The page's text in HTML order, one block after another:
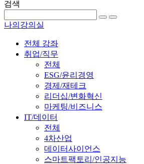
검색
나의강의실
전체 강좌
취업/직무
전체
ESG/윤리경영
경제/재테크
리더십/변화혁신
마케팅/비즈니스
IT/데이터
전체
4차산업
데이터사이언스
스마트팩토리/인공지능